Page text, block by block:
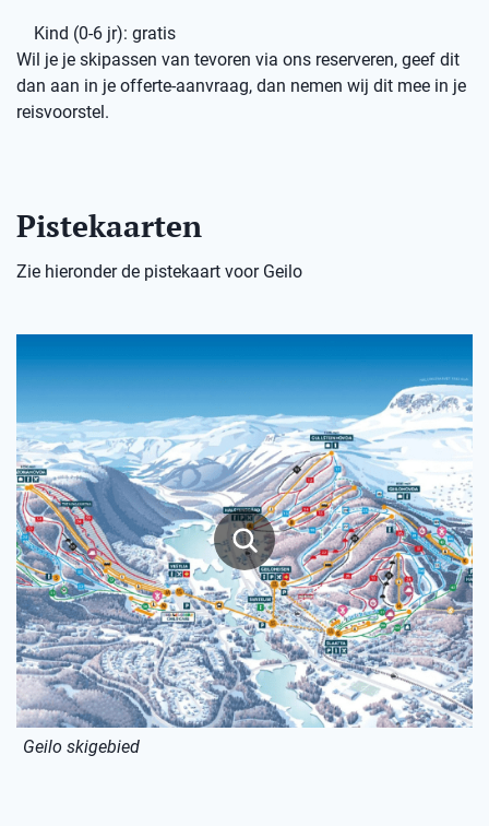
Kind (0-6 jr): gratis
Wil je je skipassen van tevoren via ons reserveren, geef dit
dan aan in je offerte-aanvraag, dan nemen wij dit mee in je
reisvoorstel.
Pistekaarten
Zie hieronder de pistekaart voor Geilo
Geilo skigebied